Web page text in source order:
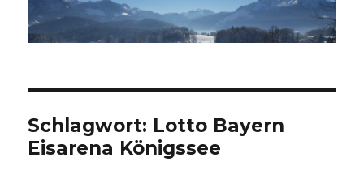
Schlagwort: Lotto Bayern
Eisarena Königssee